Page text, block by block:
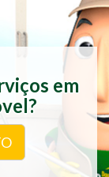
em